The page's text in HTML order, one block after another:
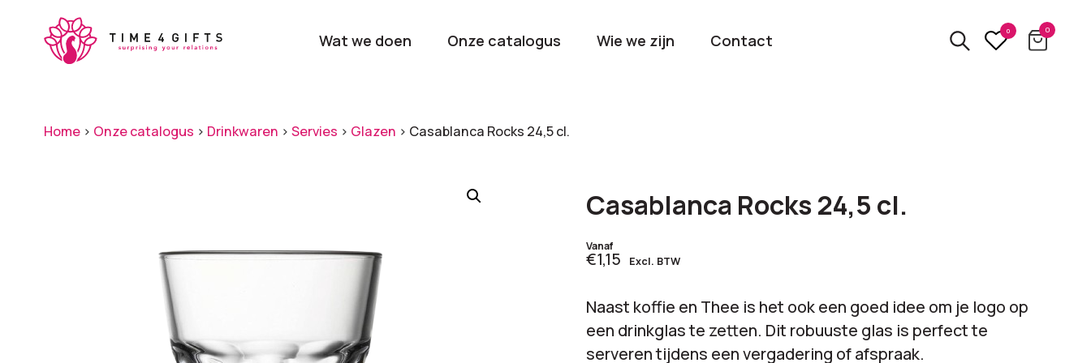
Wat we doen Onze catalogus
Laat je door ons
verrassen
flessen
evenementen
tijdens elk evenement!
duurzame cadeaus
bekijk alle categorieën
Wie we zijn Contact 0 0
Home > Onze catalogus > Drinkwaren > Servies > Glazen > Casablanca Rocks 24,5 cl.
Casablanca Rocks 24,5 cl.
Vanaf
€1,15 Excl. BTW
Naast koffie en Thee is het ook een goed idee om je logo op
een drinkglas te zetten. Dit robuuste glas is perfect te
serveren tijdens een vergadering of afspraak.